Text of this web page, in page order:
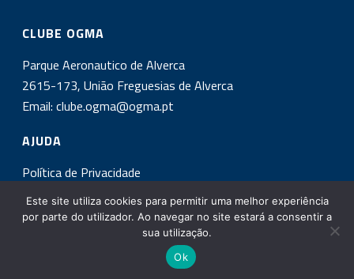
CLUBE OGMA
Parque Aeronautico de Alverca
2615-173, União Freguesias de Alverca
Email:clube.ogma@ogma.pt
AJUDA
Política de Privacidade
INSCREVA-SE NA NOSSA NEWSLETTER!
Copyright All Rights Reserved © 2017
Este site utiliza cookies para permitir uma melhor experiência
por parte do utilizador. Ao navegar no site estará a consentir a
sua utilização.
Ok